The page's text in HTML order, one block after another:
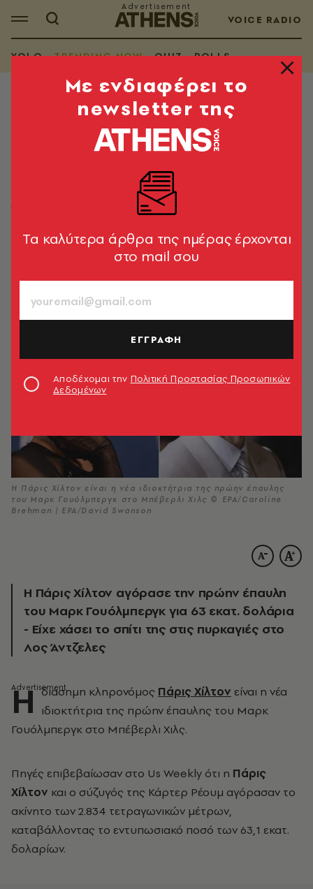
VOICE RADIO
YOLO TRENDING NOW QUIZ POLLS
TRENDING NOW
Η Πάρις Χίλτον αγόρασε την
πρώην έπαυλη του Μαρκ
Γουόλμπεργκ στο Μπέβερλι Χιλς
Έναντι του εντυπωσιακού ποσού των 63,1 εκατ.
H Πάρις Χίλτον είναι η νέα ιδιοκτήτρια της πρώην έπαυλης
του Μαρκ Γουόλμπεργκ στο Μπέβερλι Χιλς © EPA/Caroline
Brehman | EPA/David Swanson
Η Πάρις Χίλτον αγόρασε την πρώην έπαυλη
του Μαρκ Γουόλμπεργκ για 63 εκατ. δολάρια
- Είχε χάσει το σπίτι της στις πυρκαγιές στο
Λος Άντζελες
H διάσημη κληρονόμος Πάρις Χίλτον είναι η νέα
ιδιοκτήτρια της πρώην έπαυλης του Μαρκ
Γουόλμπεργκ στο Μπέβερλι Χιλς.
Πηγές επιβεβαίωσαν στο Us Weekly ότι η Πάρις
Χίλτον και ο σύζυγός της Κάρτερ Ρέουμ αγόρασαν το
ακίνητο των 2.834 τετραγωνικών μέτρων,
καταβάλλοντας το εντυπωσιακό ποσό των 63,1 εκατ.
δολαρίων.
Mε ενδιαφέρει το
newsletter της
Tα καλύτερα άρθρα της ημέρας έρχονται
στο mail σου
ΕΓΓΡΑΦΗ
Αποδέχομαι την Πολιτική Προστασίας Προσωπικών
Δεδομένων